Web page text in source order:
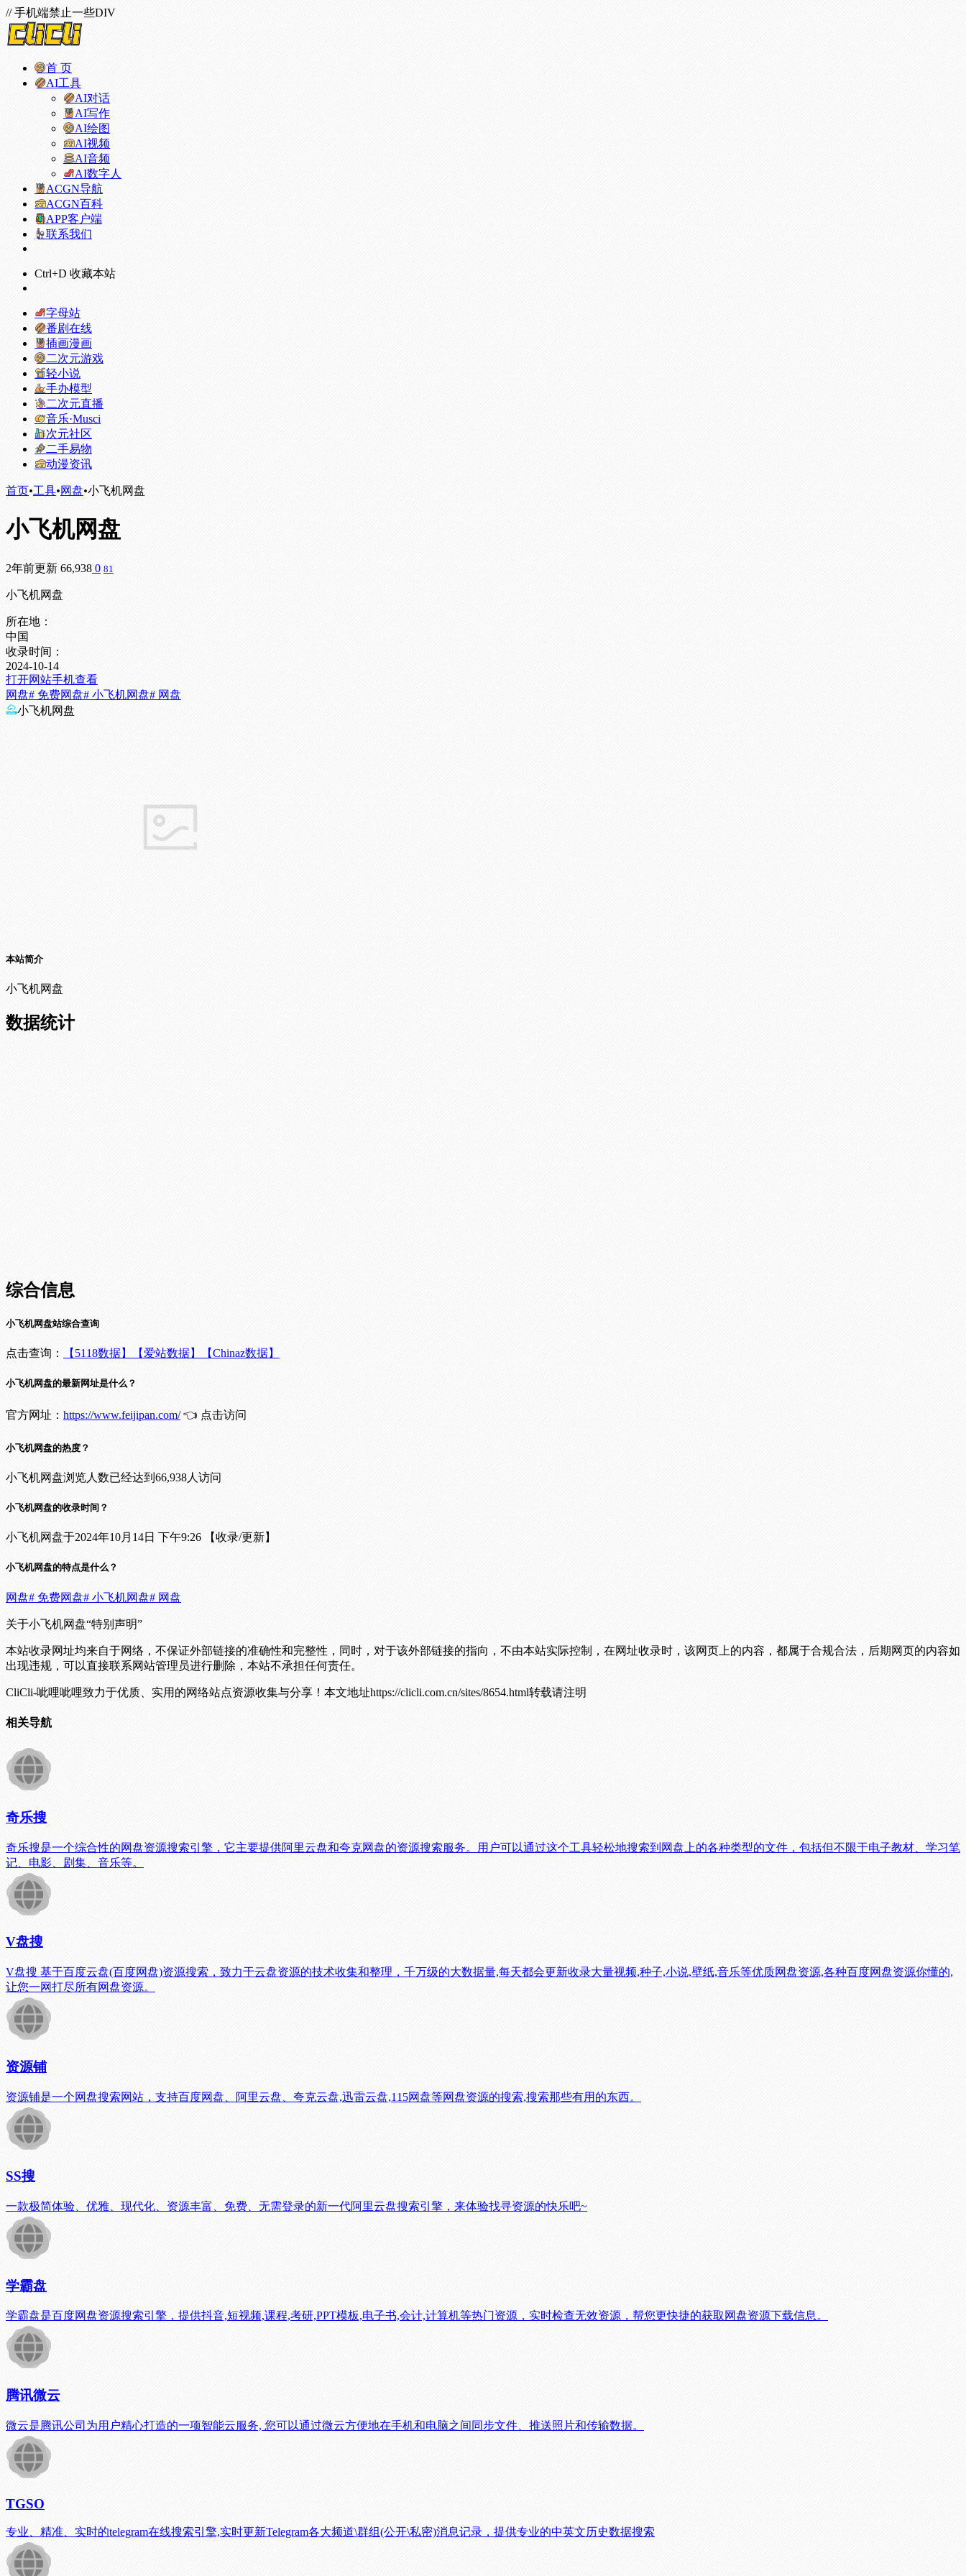
// 手机端禁止一些DIV
首 页
AI工具
AI对话
AI写作
AI绘图
AI视频
AI音频
AI数字人
ACGN导航
ACGN百科
APP客户端
联系我们
Ctrl+D 收藏本站
字母站
番剧在线
插画漫画
二次元游戏
轻小说
手办模型
二次元直播
音乐·Musci
次元社区
二手易物
动漫资讯
首页•工具•网盘•小飞机网盘
小飞机网盘
2年前更新 66,938 0 81
小飞机网盘
所在地：
中国
收录时间：
2024-10-14
打开网站手机查看
网盘# 免费网盘# 小飞机网盘# 网盘
小飞机网盘
本站简介
小飞机网盘
数据统计
综合信息
小飞机网盘站综合查询
点击查询： 【5118数据】 【爱站数据】 【Chinaz数据】
小飞机网盘的最新网址是什么？
官方网址： https://www.feijipan.com/👈 点击访问
小飞机网盘的热度？
小飞机网盘浏览人数已经达到66,938人访问
小飞机网盘的收录时间？
小飞机网盘于2024年10月14日 下午9:26 【收录/更新】
小飞机网盘的特点是什么？
网盘# 免费网盘# 小飞机网盘# 网盘
关于小飞机网盘“特别声明”
本站收录网址均来自于网络，不保证外部链接的准确性和完整性，同时，对于该外部链接的指向，不由本站实际控制，在网址收录时，该网页上的内容，都属于合规合法，后期网页的内容如
出现违规，可以直接联系网站管理员进行删除，本站不承担任何责任。
CliCli-呲哩呲哩致力于优质、实用的网络站点资源收集与分享！ 本文地址https://clicli.com.cn/sites/8654.html转载请注明
相关导航
奇乐搜
奇乐搜是一个综合性的网盘资源搜索引擎，它主要提供阿里云盘和夸克网盘的资源搜索服务。用户可以通过这个工具轻松地搜索到网盘上的各种类型的文件，包括但不限于电子教材、学习笔
记、电影、剧集、音乐等。
V盘搜
V盘搜 基于百度云盘(百度网盘)资源搜索，致力于云盘资源的技术收集和整理，千万级的大数据量,每天都会更新收录大量视频,种子,小说,壁纸,音乐等优质网盘资源,各种百度网盘资源你懂的,
让您一网打尽所有网盘资源。
资源铺
资源铺是一个网盘搜索网站，支持百度网盘、阿里云盘、夸克云盘,迅雷云盘,115网盘等网盘资源的搜索,搜索那些有用的东西。
SS搜
一款极简体验、优雅、现代化、资源丰富、免费、无需登录的新一代阿里云盘搜索引擎，来体验找寻资源的快乐吧~
学霸盘
学霸盘是百度网盘资源搜索引擎，提供抖音,短视频,课程,考研,PPT模板,电子书,会计,计算机等热门资源，实时检查无效资源，帮您更快捷的获取网盘资源下载信息。
腾讯微云
微云是腾讯公司为用户精心打造的一项智能云服务, 您可以通过微云方便地在手机和电脑之间同步文件、推送照片和传输数据。
TGSO
专业、精准、实时的telegram在线搜索引擎,实时更新Telegram各大频道\群组(公开\私密)消息记录，提供专业的中英文历史数据搜索